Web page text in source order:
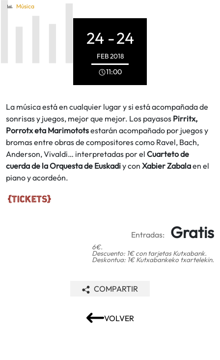
Música
24 -24
FEB2018
11:00
La música está en cualquier lugar y si está acompañada de
sonrisas y juegos, mejor que mejor. Los payasos Pirritx,
Porrotx eta Marimototsestarán acompañado por juegos y
bromas entre obras de compositores como Ravel, Bach,
Anderson, Vivaldi… interpretadas por el Cuarteto de
cuerda de la Orquesta de Euskadiy con Xabier Zabalaen el
piano y acordeón.
Entradas: Gratis
6€.
Descuento: 1€ con tarjetas Kutxabank.
Deskontua: 1€ Kutxabankeko txartelekin.
VOLVER
COMPARTIR